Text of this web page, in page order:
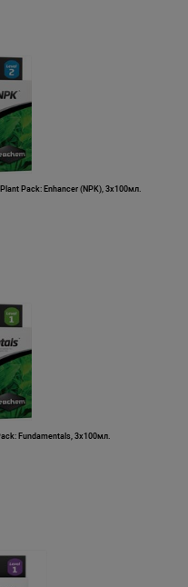
Pack: Enhancer (NPK), 3x100мл.
Fundamentals, 3x100мл.